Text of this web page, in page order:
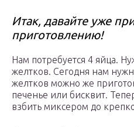
Итак, давайте уже
приготовлению!
Нам потребуется 4 яйца.
желтков. Сегодня нам
желтков можно же
печенье или бисквит.
взбить миксером до